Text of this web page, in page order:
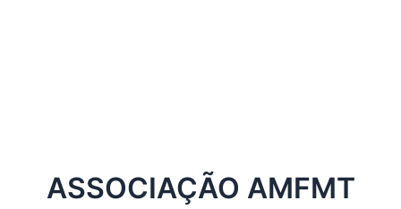
ASSOCIAÇÃO AMFMT